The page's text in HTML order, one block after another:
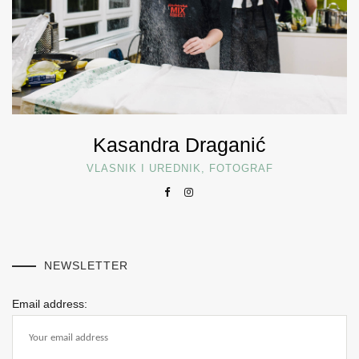
Kasandra Draganić
VLASNIK I UREDNIK, FOTOGRAF
NEWSLETTER
Email address: